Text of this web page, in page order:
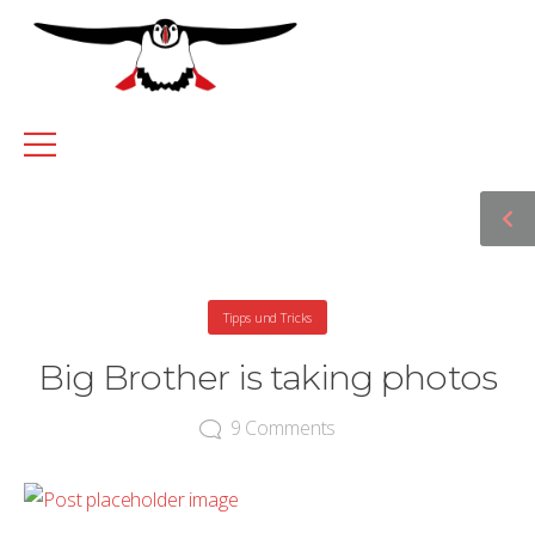
Tipps und Tricks
Big Brother is taking photos
9 Comments